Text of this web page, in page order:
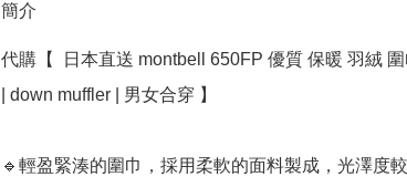
簡介
代購【  日本直送 montbell 650FP 優質 保暖 羽絨 圍
| down muffler | 男女合穿 】
🔹輕盈緊湊的圍巾，採用柔軟的面料製成，光澤度